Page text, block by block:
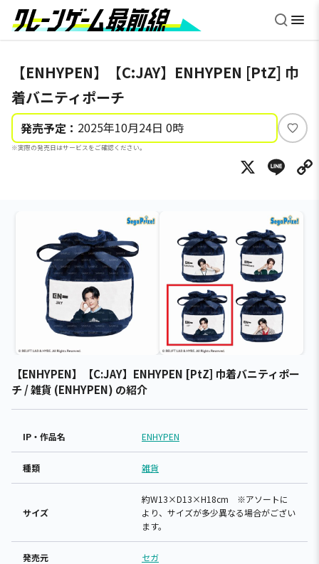
【ENHYPEN】【C:JAY】ENHYPEN [PtZ] 巾
着バニティポーチ
発売予定： 2025年10月24日 0時
※実際の発売日はサービスをご確認ください。
い
ね
X
【ENHYPEN】【C:JAY】ENHYPEN [PtZ] 巾着バニティポー
チ / 雑貨 (ENHYPEN) の紹介
IP・作品名 ENHYPEN
種類 雑貨
サイズ
約W13×D13×H18cm ※アソートに
より、サイズが多少異なる場合がござい
ます。
発売元 セガ